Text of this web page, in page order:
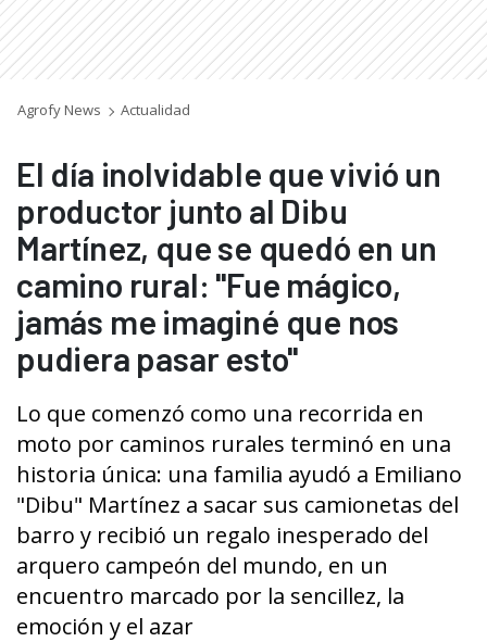
Agrofy News Actualidad
El día inolvidable que vivió un
productor junto al Dibu
Martínez, que se quedó en un
camino rural: "Fue mágico,
jamás me imaginé que nos
pudiera pasar esto"
Lo que comenzó como una recorrida en
moto por caminos rurales terminó en una
historia única: una familia ayudó a Emiliano
"Dibu" Martínez a sacar sus camionetas del
barro y recibió un regalo inesperado del
arquero campeón del mundo, en un
encuentro marcado por la sencillez, la
emoción y el azar